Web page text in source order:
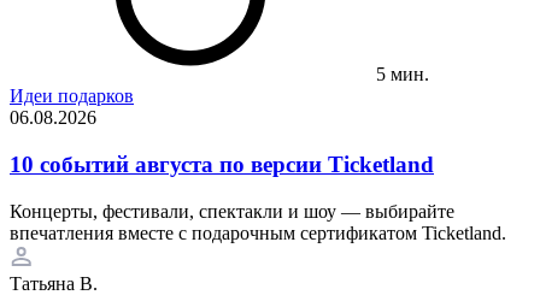
5 мин.
Идеи подарков
06.08.2026
10 событий августа по версии Ticketland
Концерты, фестивали, спектакли и шоу — выбирайте
впечатления вместе с подарочным сертификатом Ticketland.
Татьяна В.